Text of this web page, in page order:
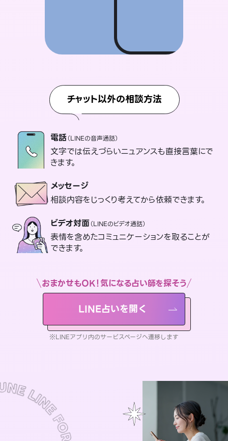
チャット以外の相談方法
電話（LINEの音声通話）
文字では伝えづらいニュアンスも直接言葉にで
きます。
メッセージ
相談内容をじっくり考えてから依頼できます。
ビデオ対面（LINEのビデオ通話）
表情を含めたコミュニケーションを取ることが
できます。
おまかせもOK！気になる占い師を探そう
LINE占いを開く
※LINEアプリ内のサービスページへ遷移します